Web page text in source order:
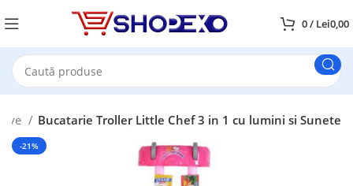
0/ Lei0,00
Bucatarie Troller Little Chef 3 in 1 cu lumini si Sunete
-21%